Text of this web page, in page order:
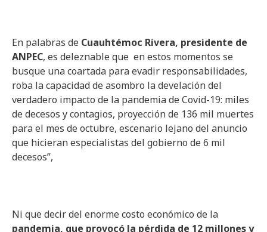
En palabras de Cuauhtémoc Rivera, presidente de
ANPEC, es deleznable que en estos momentos se
busque una coartada para evadir responsabilidades,
roba la capacidad de asombro la develación del
verdadero impacto de la pandemia de Covid-19: miles
de decesos y contagios, proyección de 136 mil muertes
para el mes de octubre, escenario lejano del anuncio
que hicieran especialistas del gobierno de 6 mil
decesos”,
Ni que decir del enorme costo económico de la
pandemia, que provocó la pérdida de 12 millones y